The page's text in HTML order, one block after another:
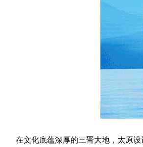
在文化底蕴深厚的三晋大地，太原设